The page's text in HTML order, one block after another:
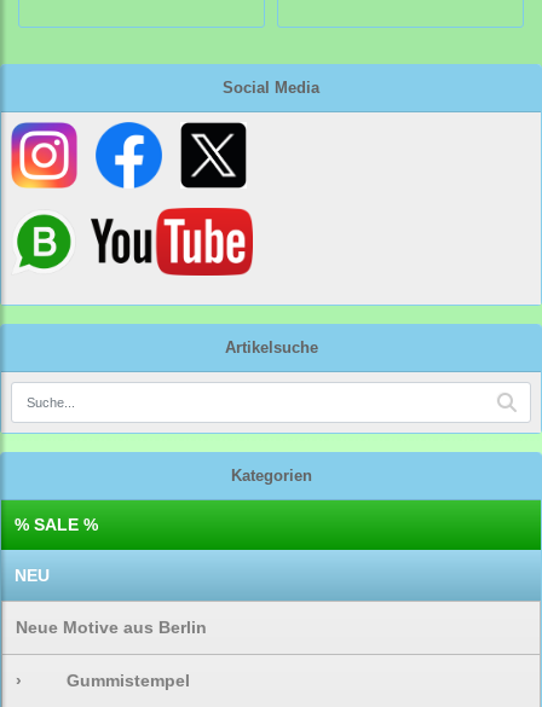
Social Media
Artikelsuche
Kategorien
% SALE %
NEU
Neue Motive aus Berlin
› Gummistempel